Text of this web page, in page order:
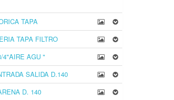
TAPA
TAPA FILTRO
4"AIRE AGU "
SALIDA D.140
D. 140